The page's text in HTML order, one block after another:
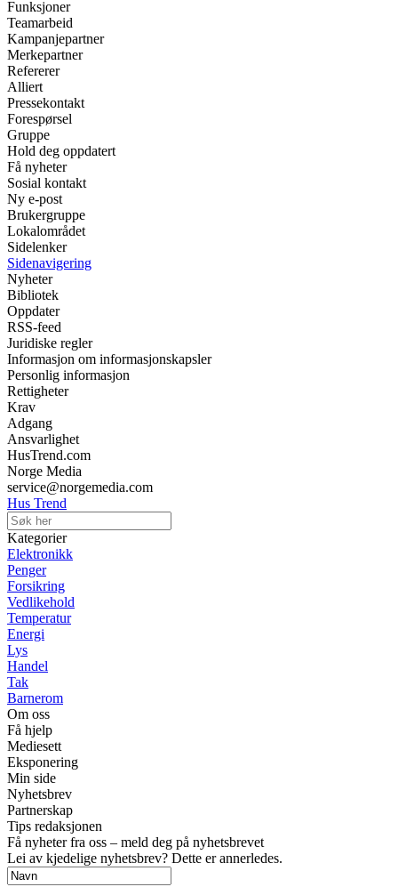
Funksjoner
Teamarbeid
Kampanjepartner
Merkepartner
Refererer
Alliert
Pressekontakt
Forespørsel
Gruppe
Hold deg oppdatert
Få nyheter
Sosial kontakt
Ny e-post
Brukergruppe
Lokalområdet
Sidelenker
Sidenavigering
Nyheter
Bibliotek
Oppdater
RSS-feed
Juridiske regler
Informasjon om informasjonskapsler
Personlig informasjon
Rettigheter
Krav
Adgang
Ansvarlighet
HusTrend.com
Norge Media
service@norgemedia.com
Hus Trend
Kategorier
Elektronikk
Penger
Forsikring
Vedlikehold
Temperatur
Energi
Lys
Handel
Tak
Barnerom
Om oss
Få hjelp
Mediesett
Eksponering
Min side
Nyhetsbrev
Partnerskap
Tips redaksjonen
Få nyheter fra oss – meld deg på nyhetsbrevet
Lei av kjedelige nyhetsbrev? Dette er annerledes.